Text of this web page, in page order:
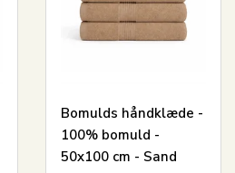
Bomulds håndklæde -
100% bomuld -
50x100 cm - Sand